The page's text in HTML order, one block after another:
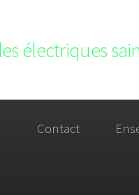
électriques
Contact